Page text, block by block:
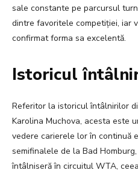
sale constante pe parcursul
dintre favoritele competiției, iar
confirmat forma sa excelentă.
Istoricul
Referitor la istoricul întâlnirilor
Karolina Muchova, acesta este
vedere carierele lor în continuă
semifinalele de la Bad
întâlniseră în circuitul WTA,